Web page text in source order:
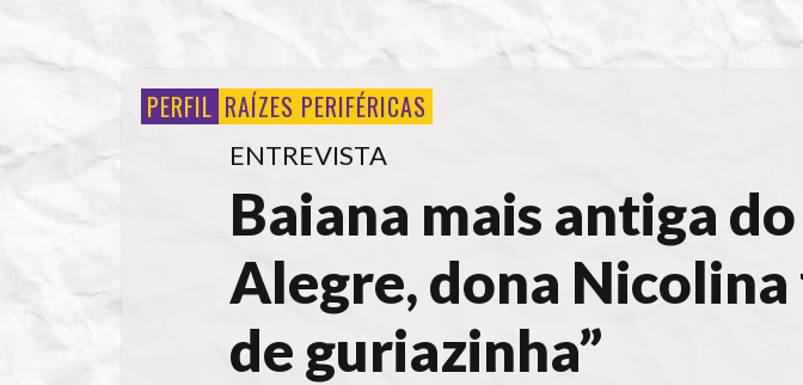
PERFIL RAÍZES PERIFÉRICAS
ENTREVISTA
Baiana mais antiga
Alegre, dona
de guriazinha”